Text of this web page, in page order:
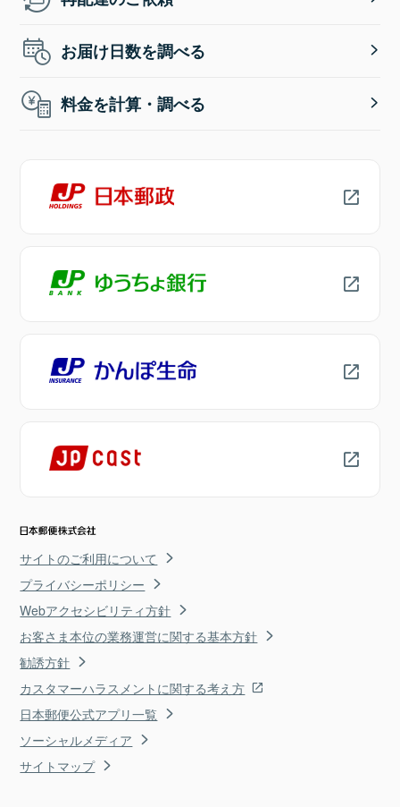
お届け日数を調べる
料金を計算・調べる
サイトのご利用について
プライバシーポリシー
Webアクセシビリティ方針
お客さま本位の業務運営に関する基本方針
勧誘方針
カスタマーハラスメントに関する考え方
日本郵便公式アプリ一覧
ソーシャルメディア
サイトマップ